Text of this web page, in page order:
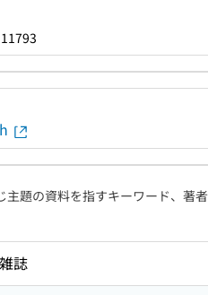
題の資料を指すキーワード、著
雑誌